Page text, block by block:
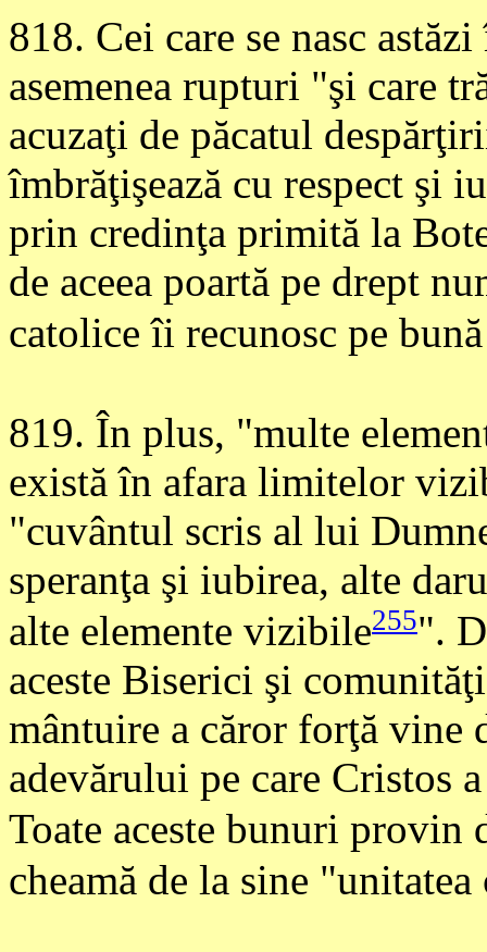
818. Cei care se nasc
asemenea rupturi "şi care
acuzaţi de păcatul
îmbrăţişează cu respect şi
prin credinţa primită la
de aceea poartă pe drept
catolice îi recunosc pe
819. În plus, "multe
există în afara limitelor
"cuvântul scris al lui
speranţa şi iubirea, alte
alte elemente vizibile255".
aceste Biserici şi
mântuire a căror forţă vine
adevărului pe care Cristos
Toate aceste bunuri provin
cheamă de la sine